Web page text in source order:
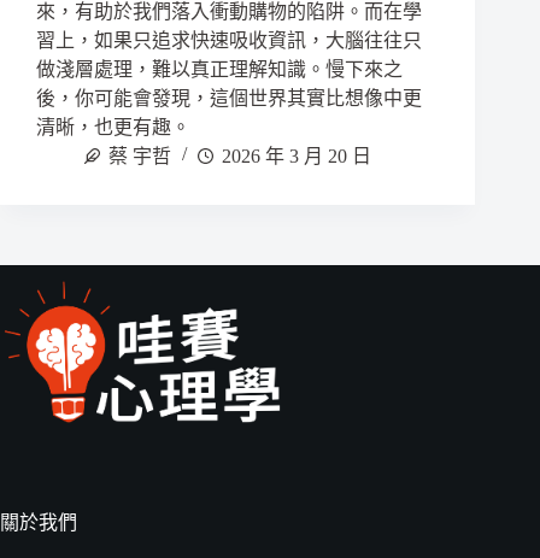
來，有助於我們落入衝動購物的陷阱。而在學
習上，如果只追求快速吸收資訊，大腦往往只
做淺層處理，難以真正理解知識。慢下來之
後，你可能會發現，這個世界其實比想像中更
清晰，也更有趣。
蔡 宇哲
2026 年 3 月 20 日
關於我們